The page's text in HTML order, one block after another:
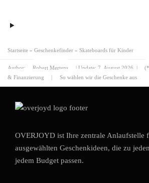
Startseite » Geschenkefinder » Skateboards für Kinder
Author: Robert Mertens | Update: 7. August 2026 |
& Finanzierung
| So wählen wir die Geschenke aus
OVERJOYD ist Ihre zentrale Anlaufstelle
ausgewählten Geschenkideen, die zu
jedem Budget passen.